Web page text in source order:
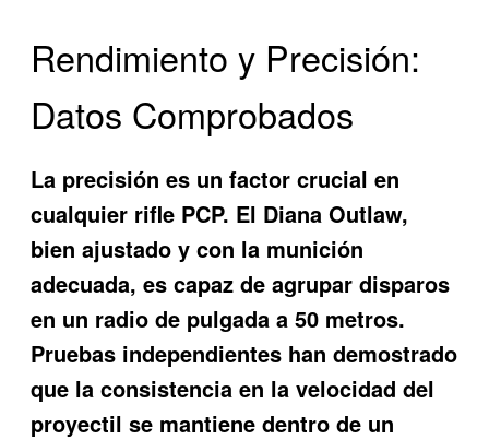
Rendimiento y Precisión:
Datos Comprobados
La precisión es un factor crucial en
cualquier rifle PCP. El Diana Outlaw,
bien ajustado y con la munición
adecuada, es capaz de agrupar disparos
en un radio de pulgada a 50 metros.
Pruebas independientes han demostrado
que la consistencia en la velocidad del
proyectil se mantiene dentro de un